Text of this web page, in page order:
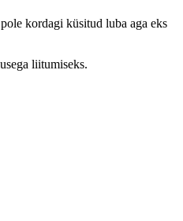
kordagi küsitud luba aga eks
liitumiseks.